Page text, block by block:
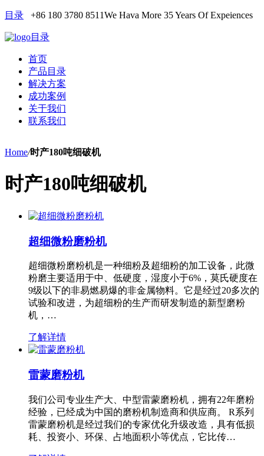
目录 +86 180 3780 8511We Hava More 35 Years Of Expeiences
目录
首页
产品目录
解决方案
成功案例
关于我们
联系我们
Home/时产180吨细破机
时产180吨细破机
超细微粉磨粉机
超细微粉磨粉机是一种细粉及超细粉的加工设备，此微
粉磨主要适用于中、低硬度，湿度小于6%，莫氏硬度在
9级以下的非易燃易爆的非金属物料。它是经过20多次的
试验和改进，为超细粉的生产而研发制造的新型磨粉
机，…
了解详情
雷蒙磨粉机
我们公司专业生产大、中型雷蒙磨粉机，拥有22年磨粉
经验，已经成为中国的磨粉机制造商和供应商。 R系列
雷蒙磨粉机是经过我们的专家优化升级改造，具有低损
耗、投资小、环保、占地面积小等优点，它比传…